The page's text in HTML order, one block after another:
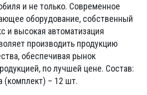
и не только. Современное
оборудование, собственный
и высокая автоматизация
производить продукцию
обеспечивая рынок
по лучшей цене. Состав:
(комплект) – 12 шт.